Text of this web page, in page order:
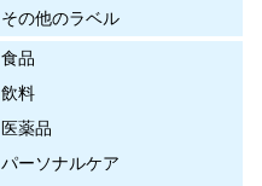
その他のラベル
食品
飲料
医薬品
パーソナルケア